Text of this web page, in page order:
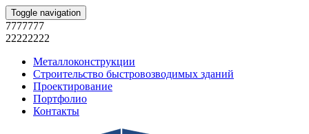
Toggle navigation
7777777
22222222
Металлоконструкции
Строительство быстровозводимых зданий
Проектирование
Портфолио
Контакты